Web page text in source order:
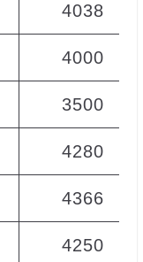
4038
4000
3500
4280
4366
4250